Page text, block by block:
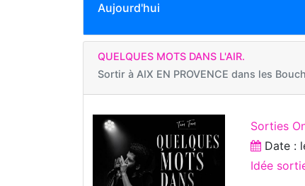
Aujourd'hui
QUELQUES MOTS DANS L'AIR.
Sortir à AIX EN PROVENCE dans les
Sorties
Date :
Idée